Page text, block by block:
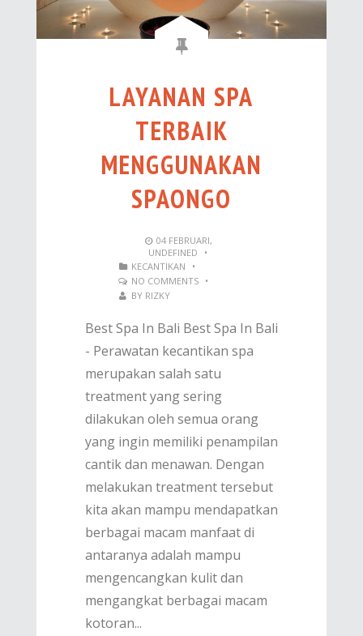
LAYANAN SPA
TERBAIK
MENGGUNAKAN
SPAONGO
04 FEBRUARI,
UNDEFINED
•
KECANTIKAN
•
NO COMMENTS
•
BY RIZKY
Best Spa In Bali Best Spa In Bali
- Perawatan kecantikan spa
merupakan salah satu
treatment yang sering
dilakukan oleh semua orang
yang ingin memiliki penampilan
cantik dan menawan. Dengan
melakukan treatment tersebut
kita akan mampu mendapatkan
berbagai macam manfaat di
antaranya adalah mampu
mengencangkan kulit dan
mengangkat berbagai macam
kotoran...